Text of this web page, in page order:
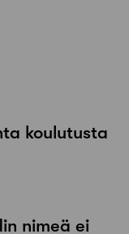
koulutusta
nimeä ei